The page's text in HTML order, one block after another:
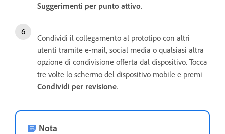
Suggerimenti per punto attivo.
Condividi il collegamento al prototipo con altri
utenti tramite e-mail, social media o qualsiasi altra
opzione di condivisione offerta dal dispositivo. Tocca
tre volte lo schermo del dispositivo mobile e premi
Condividi per revisione.
Nota